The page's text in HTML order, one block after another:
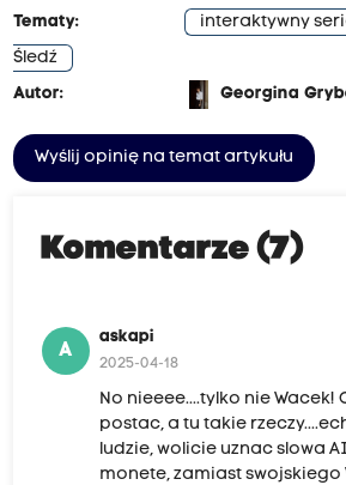
Tematy:
interaktywny
Śledź
Autor:
Georgina
Wyślij opinię na temat artykułu
Komentarze (7)
A
askapi
2025-04-18
No nieeee....tylko nie Wacek!
postac, a tu takie
ludzie, wolicie uznac slowa
monete, zamiast swojskiego